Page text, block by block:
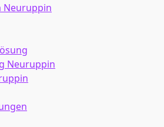
Neuruppin
Neuruppin